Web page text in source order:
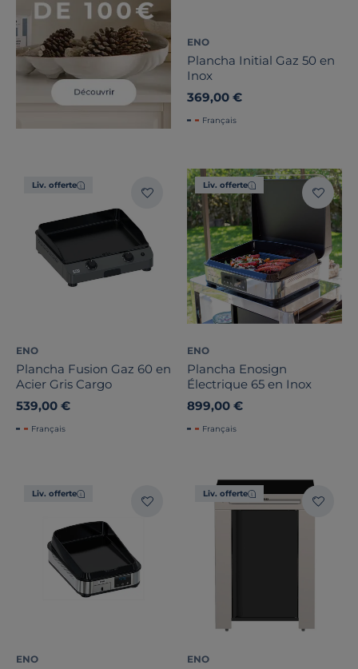
ENO
Plancha Initial Gaz 50 en
Inox
369,00 €
Français
Liv. offerte
ENO
Plancha Fusion Gaz 60 en
Acier Gris Cargo
539,00 €
Français
Liv. offerte
ENO
Plancha Enosign
Électrique 65 en Inox
899,00 €
Français
Liv. offerte
ENO
Liv. offerte
ENO